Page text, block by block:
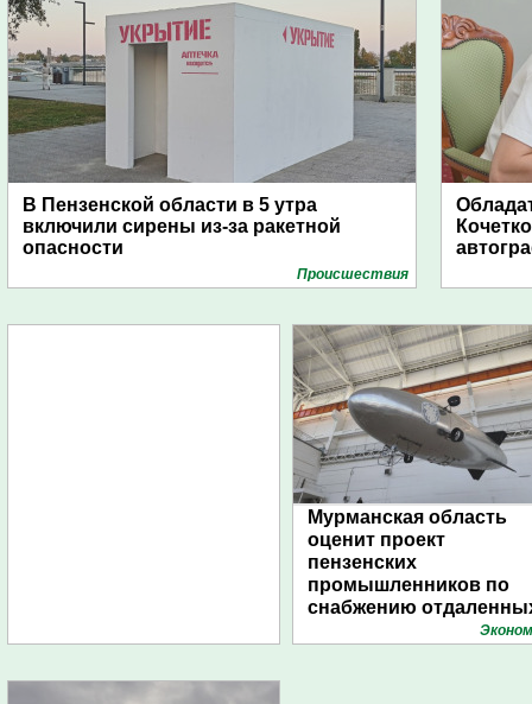
В Пензенской области в 5 утра
включили сирены из-за ракетной
опасности
Проиcшествия
Мурманская область
оценит проект
пензенских
промышленников по
снабжению
поселений с помощью